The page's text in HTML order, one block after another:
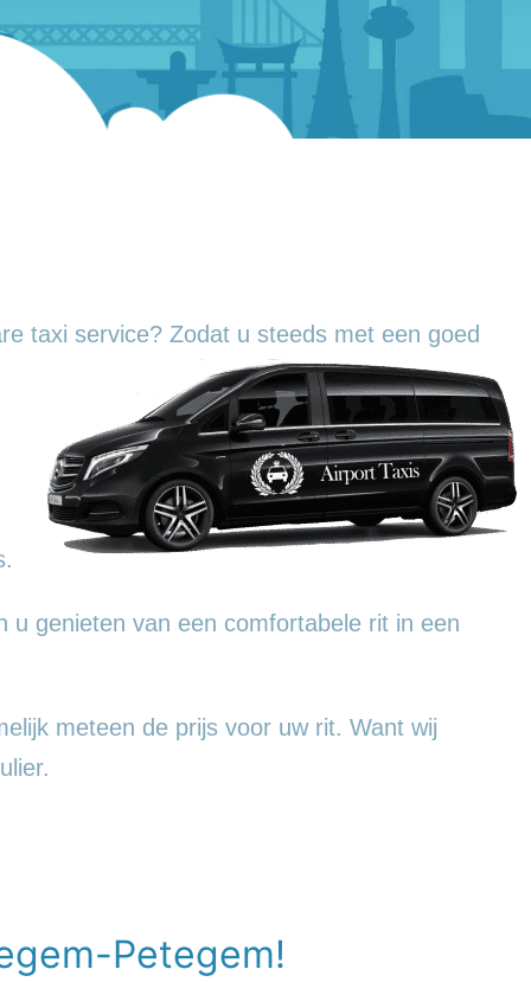
taxi service? Zodat u steeds met een goed
genieten van een comfortabele rit in een
meteen de prijs voor uw rit. Want wij
Petegem!